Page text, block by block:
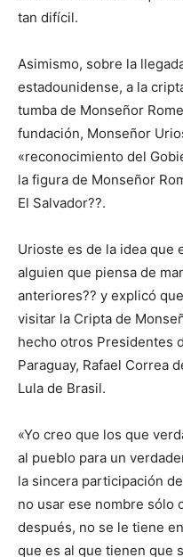
tan difícil.
Asimismo, sobre la
estadounidense, a la
tumba de Monseñor
fundación, Monseñor
«reconocimiento del
la figura de Monseñor
El Salvador??.
Urioste es de la idea que
alguien que piensa de
anteriores?? y explicó
visitar la Cripta de
hecho otros Presidentes
Paraguay, Rafael Correa
Lula de Brasil.
«Yo creo que los que
al pueblo para un
la sincera participación
no usar ese nombre sólo
después, no se le tiene
que es al que tienen que